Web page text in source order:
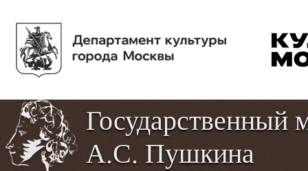
Государственный
А.С. Пушкина